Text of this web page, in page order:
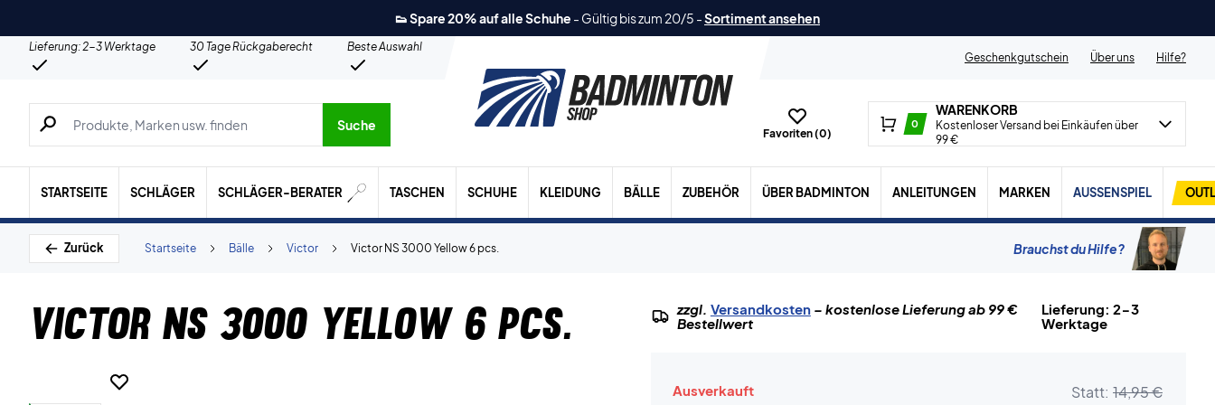
👟 Spare 20% auf alle Schuhe - Gültig bis zum 20/5 -Sortiment ansehen
Lieferung: 2-3 Werktage 30 Tage Rückgaberecht
Beste Auswahl
Geschenkgutschein
Über uns Hilfe?
Suche nach Produkten, Marken usw.
Suche
Favoriten (0)
0
WARENKORB
Kostenloser Versand bei Einkäufen über
99 €
STARTSEITE SCHLÄGER SCHLÄGER-BERATER TASCHEN SCHUHE KLEIDUNG BÄLLE ZUBEHÖR ÜBER BADMINTON ANLEITUNGEN MARKEN AUSSENSPIEL
Zurück Victor NS 3000 Yellow 6 pcs.
Victor
Bälle
Startseite Brauchst du Hilfe?
Victor NS 3000 Yellow 6 pcs. zzgl. Versandkosten– kostenlose Lieferung ab 99 €
Bestellwert
Lieferung: 2-3
Werktage
Ausverkauft Statt: 14,95 €